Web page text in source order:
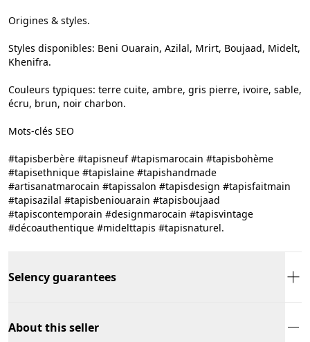
Origines & styles.
Styles disponibles: Beni Ouarain, Azilal, Mrirt, Boujaad, Midelt,
Khenifra.
Couleurs typiques: terre cuite, ambre, gris pierre, ivoire, sable,
écru, brun, noir charbon.
Mots-clés SEO
#tapisberbère #tapisneuf #tapismarocain #tapisbohème
#tapisethnique #tapislaine #tapishandmade
#artisanatmarocain #tapissalon #tapisdesign #tapisfaitmain
#tapisazilal #tapisbeniouarain #tapisboujaad
#tapiscontemporain #designmarocain #tapisvintage
#décoauthentique #midelttapis #tapisnaturel.
Selency guarantees
About this seller